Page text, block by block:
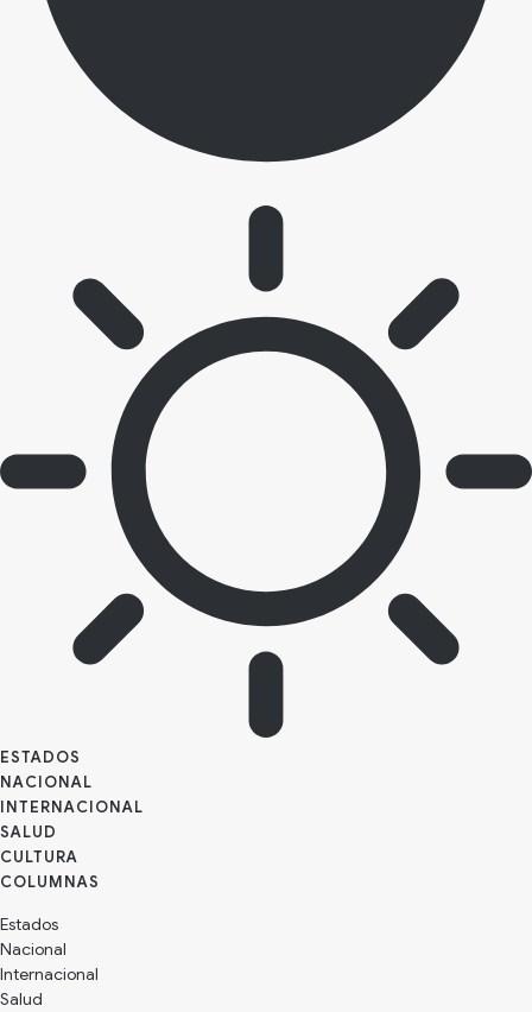
ESTADOS
NACIONAL
INTERNACIONAL
SALUD
CULTURA
Estados
Nacional
Internacional
Salud